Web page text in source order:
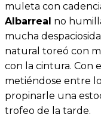
muleta con
Albarreal no
mucha
natural toreó con
con la cintura. Con
metiéndose entre
propinarle una
trofeo de la tarde.